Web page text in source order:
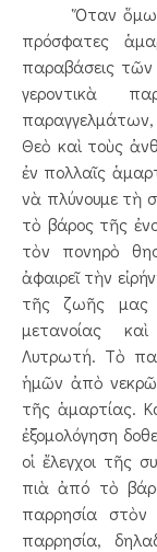
Ὅταν ὅμως ἡ
πρόσφατες
παραβάσεις τῶν
γεροντικὰ
Θεὸ καὶ τοὺς
ἐν πολλαῖς
νὰ πλύνουμε τὴ
τὸ βάρος τῆς
τὸν πονηρὸ
ἀφαιρεῖ τὴν
τῆς ζωῆς μας
μετανοίας
Λυτρωτή. Τὸ
ἡμῶν ἀπὸ
τῆς ἁμαρτίας.
ἐξομολόγηση
οἱ ἔλεγχοι τῆς
πιὰ ἀπό τὸ
παρρησία
παρρησία,